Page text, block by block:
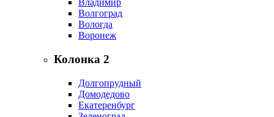
Владимир
Волгоград
Вологда
Воронеж
Колонка 2
Долгопрудный
Домодедово
Екатеренбург